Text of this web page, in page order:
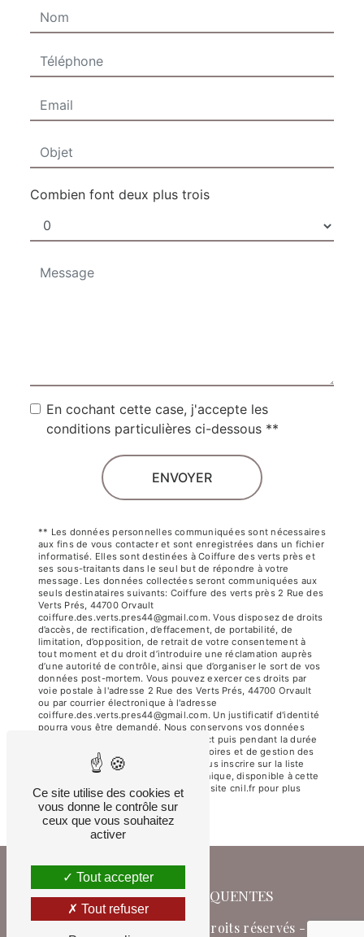
Combien font deux plus trois
En cochant cette case, j'accepte les
conditions particulières ci-dessous **
ENVOYER
** Les données personnelles communiquées sont nécessaires
aux fins de vous contacter et sont enregistrées dans un fichier
informatisé. Elles sont destinées à Coiffure des verts près et
ses sous-traitants dans le seul but de répondre à votre
message. Les données collectées seront communiquées aux
seuls destinataires suivants: Coiffure des verts près 2 Rue des
Verts Prés, 44700 Orvault
coiffure.des.verts.pres44@gmail.com. Vous disposez de droits
d’accès, de rectification, d’effacement, de portabilité, de
limitation, d’opposition, de retrait de votre consentement à
tout moment et du droit d’introduire une réclamation auprès
d’une autorité de contrôle, ainsi que d’organiser le sort de vos
données post-mortem. Vous pouvez exercer ces droits par
voie postale à l'adresse 2 Rue des Verts Prés, 44700 Orvault
ou par courrier électronique à l'adresse
coiffure.des.verts.pres44@gmail.com. Un justificatif d'identité
pourra vous être demandé. Nous conservons vos données
pendant la période de prise de contact puis pendant la durée
de prescription légale aux fins probatoires et de gestion des
contentieux. Vous avez le droit de vous inscrire sur la liste
d'opposition au démarchage téléphonique, disponible à cette
adresse: Bloctel.gouv.fr. Consultez le site cnil.fr pour plus
d’informations sur vos droits.
RECHERCHES FRÉQUENTES
- 2026 - Tous droits réservés -
Ce site utilise des cookies et
vous donne le contrôle sur
ceux que vous souhaitez
activer
Tout accepter
Tout refuser